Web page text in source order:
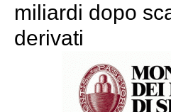
miliardi dopo
derivati